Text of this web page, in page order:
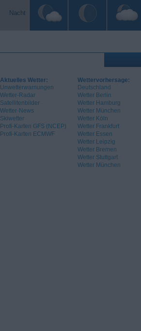
Nacht
Aktuelles Wetter:
Unwetterwarnungen
Wetter-Radar
Satellitenbilder
Wetter-News
Skiwetter
Profi-Karten GFS (NCEP)
Profi-Karten ECMWF
Wettervorhersage:
Deutschland
Wetter Berlin
Wetter Hamburg
Wetter München
Wetter Köln
Wetter Frankfurt
Wetter Essen
Wetter Leipzig
Wetter Bremen
Wetter Stuttgart
Wetter München